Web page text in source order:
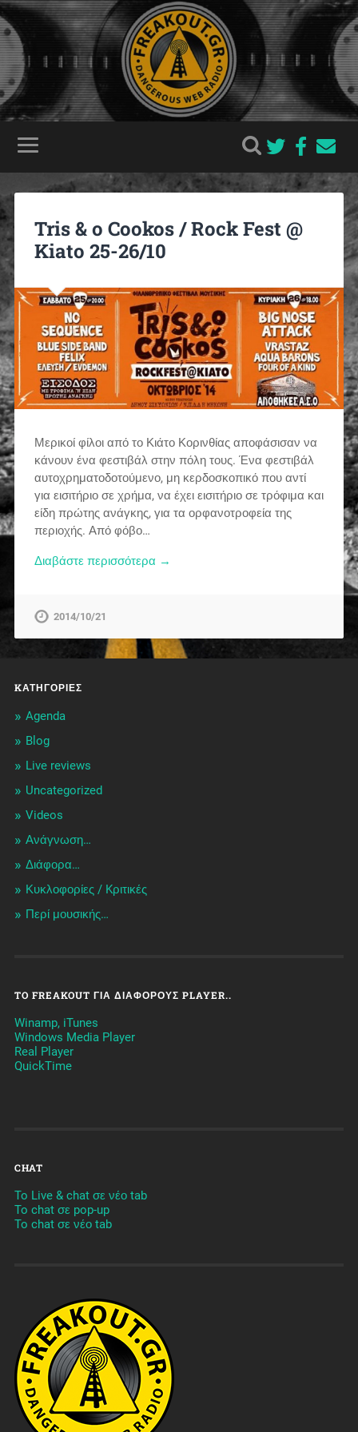
Tris & o Cookos / Rock Fest @
Kiato 25-26/10
Μερικοί φίλοι από το Κιάτο Κορινθίας αποφάσισαν να
κάνουν ένα φεστιβάλ στην πόλη τους. Ένα φεστιβάλ
αυτοχρηματοδοτούμενο, μη κερδοσκοπικό που αντί
για εισιτήριο σε χρήμα, να έχει εισιτήριο σε τρόφιμα και
είδη πρώτης ανάγκης, για τα ορφανοτροφεία της
περιοχής. Από φόβο…
Διαβάστε περισσότερα →
2014/10/21
KΑΤΗΓΟΡΊΕΣ
Agenda
Blog
Live reviews
Uncategorized
Videos
Ανάγνωση…
Διάφορα…
Κυκλοφορίες / Kριτικές
Περί μουσικής…
TO FREAKOUT ΓΙΑ ΔΙΆΦΟΡΟΥΣ PLAYER..
Winamp, iTunes
Windows Media Player
Real Player
QuickTime
CHAT
To Live & chat σε νέο tab
To chat σε pop-up
To chat σε νέο tab